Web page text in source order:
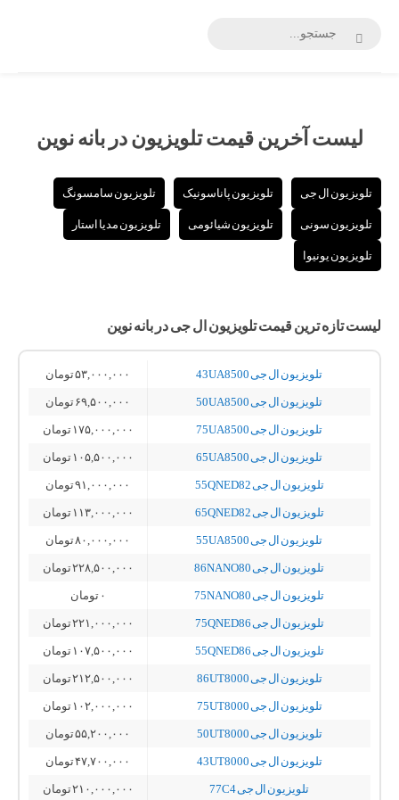
لیست آخرین قیمت تلویزیون در بانه نوین
تلویزیون ال جی تلویزیون پاناسونیک تلویزیون سامسونگ
تلویزیون سونی تلویزیون شیائومی تلویزیون مدیا استار
تلویزیون یونیوا
لیست تازه ترین قیمت تلویزیون ال جی در بانه نوین
تلویزیون ال جی 43UA8500 ۵۳,۰۰۰,۰۰۰تومان
تلویزیون ال جی 50UA8500 ۶۹,۵۰۰,۰۰۰تومان
تلویزیون ال جی 75UA8500 ۱۷۵,۰۰۰,۰۰۰ تومان
تلویزیون ال جی 65UA8500 ۱۰۵,۵۰۰,۰۰۰ تومان
تلویزیون ال جی 55QNED82 ۹۱,۰۰۰,۰۰۰تومان
تلویزیون ال جی 65QNED82 ۱۱۳,۰۰۰,۰۰۰ تومان
تلویزیون ال جی 55UA8500 ۸۰,۰۰۰,۰۰۰تومان
تلویزیون ال جی 86NANO80 ۲۲۸,۵۰۰,۰۰۰تومان
تلویزیون ال جی 75NANO80 ۰ تومان
تلویزیون ال جی 75QNED86 ۲۲۱,۰۰۰,۰۰۰تومان
تلویزیون ال جی 55QNED86 ۱۰۷,۵۰۰,۰۰۰ تومان
تلویزیون ال جی 86UT8000 ۲۱۲,۵۰۰,۰۰۰تومان
تلویزیون ال جی 75UT8000 ۱۰۲,۰۰۰,۰۰۰ تومان
تلویزیون ال جی 50UT8000 ۵۵,۲۰۰,۰۰۰تومان
تلویزیون ال جی 43UT8000 ۴۷,۷۰۰,۰۰۰تومان
تلویزیون ال جی 77C4 ۲۱۰,۰۰۰,۰۰۰تومان